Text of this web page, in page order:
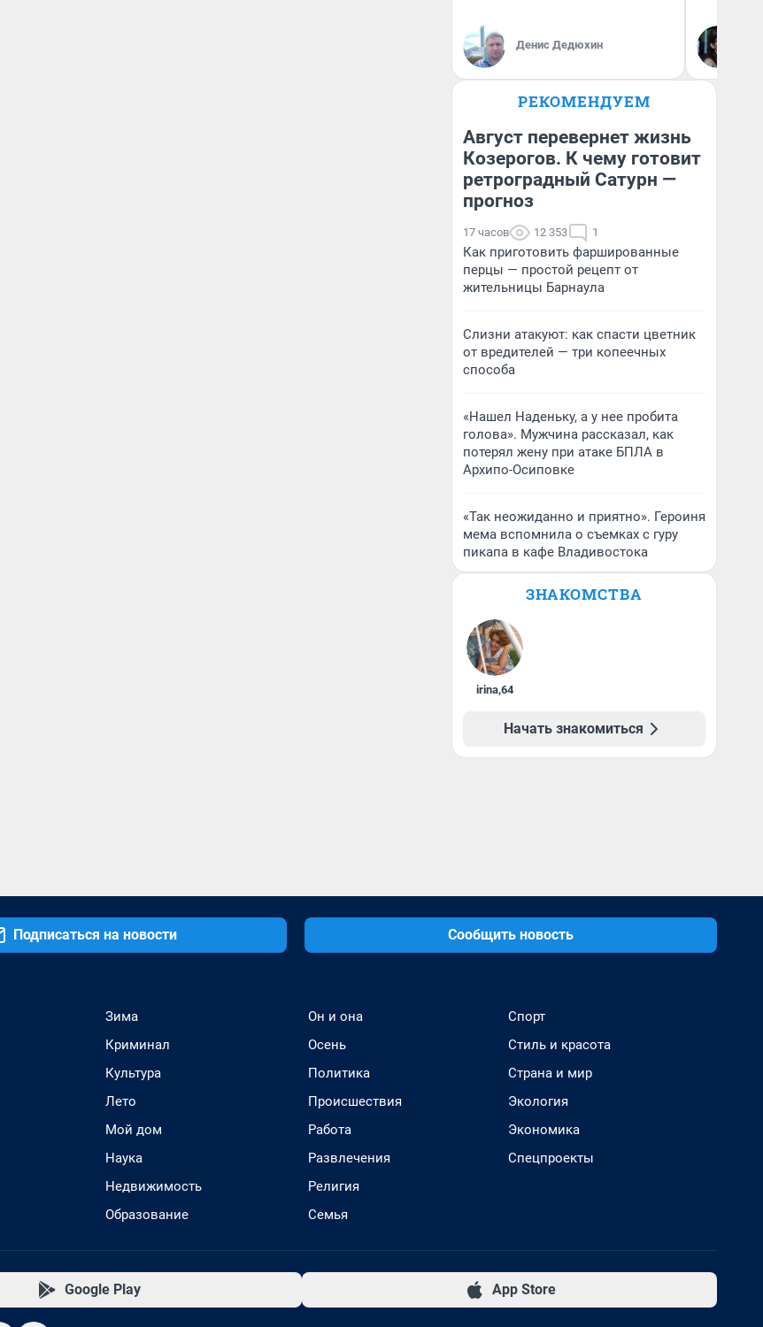
Денис Дедюхин
РЕКОМЕНДУЕМ
Август перевернет жизнь
Козерогов. К чему готовит
ретроградный Сатурн —
прогноз
17 часов 12 353 1
Как приготовить фаршированные
перцы — простой рецепт от
жительницы Барнаула
Слизни атакуют: как спасти цветник
от вредителей — три копеечных
способа
«Нашел Наденьку, а у нее пробита
голова». Мужчина рассказал, как
потерял жену при атаке БПЛА в
Архипо-Осиповке
«Так неожиданно и приятно». Героиня
мема вспомнила о съемках с гуру
пикапа в кафе Владивостока
ЗНАКОМСТВА
irina,64
Начать знакомиться
Подписаться на новости Сообщить новость
Зима
Криминал
Культура
Лето
Мой дом
Наука
Недвижимость
Образование
Он и она
Осень
Политика
Происшествия
Работа
Развлечения
Религия
Семья
Спорт
Стиль и красота
Страна и мир
Экология
Экономика
Спецпроекты
Google Play App Store